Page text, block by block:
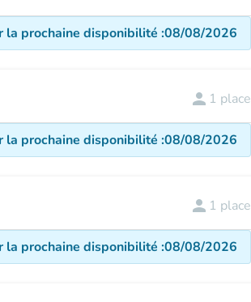
la prochaine disponibilité :08/08/2026
person 1 place
la prochaine disponibilité :08/08/2026
person 1 place
la prochaine disponibilité :08/08/2026